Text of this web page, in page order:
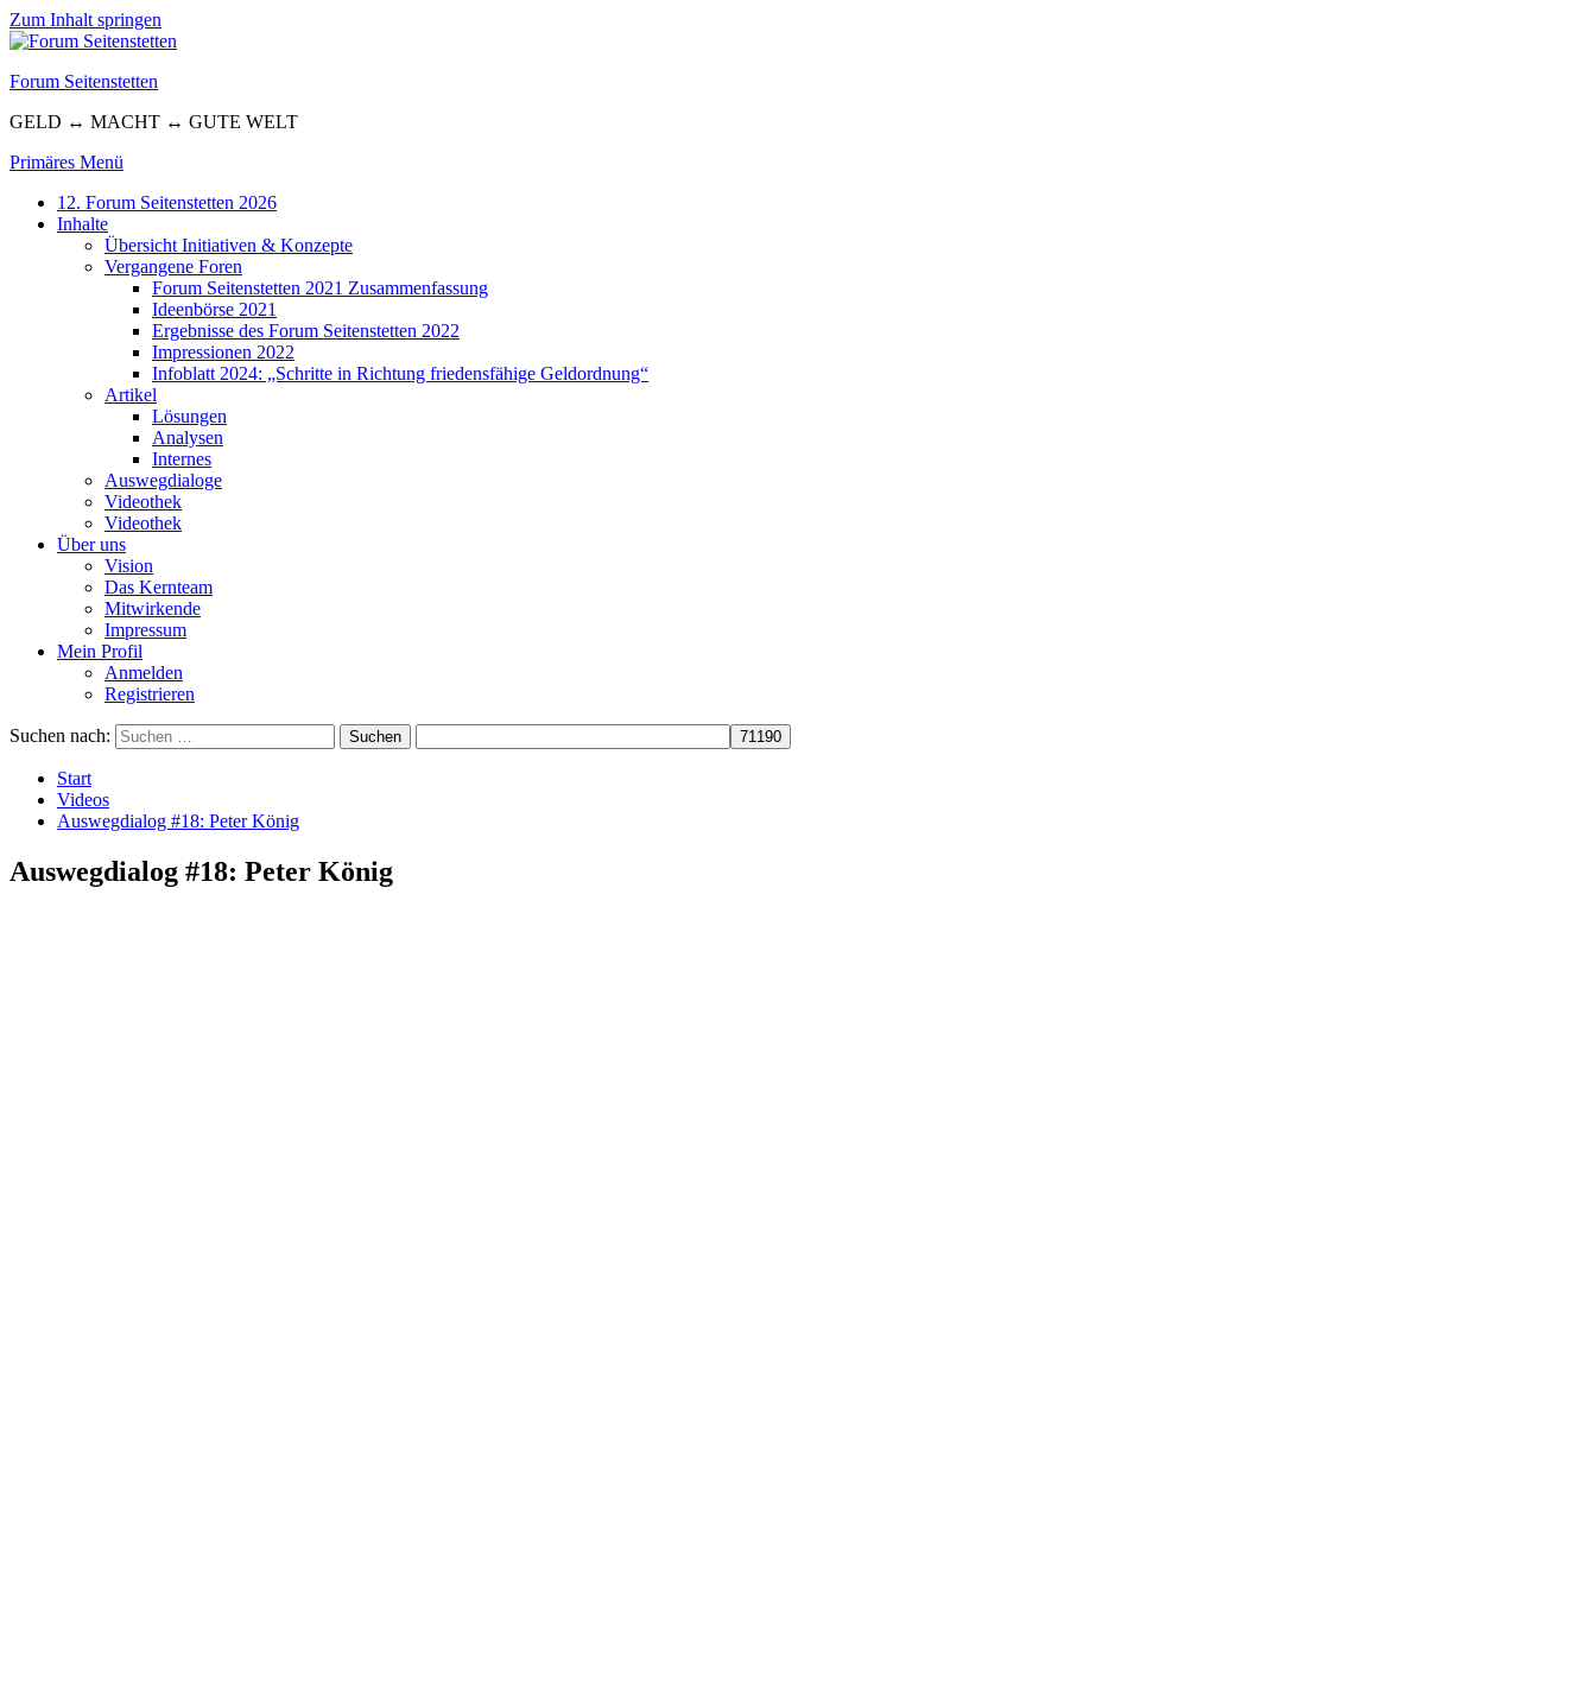
Zum Inhalt springen
Forum Seitenstetten
GELD ↔ MACHT ↔ GUTE WELT
Primäres Menü
12. Forum Seitenstetten 2026
Inhalte
Übersicht Initiativen & Konzepte
Vergangene Foren
Forum Seitenstetten 2021 Zusammenfassung
Ideenbörse 2021
Ergebnisse des Forum Seitenstetten 2022
Impressionen 2022
Infoblatt 2024: „Schritte in Richtung friedensfähige Geldordnung“
Artikel
Lösungen
Analysen
Internes
Auswegdialoge
Videothek
Videothek
Über uns
Vision
Das Kernteam
Mitwirkende
Impressum
Mein Profil
Anmelden
Registrieren
Suchen nach:
Start
Videos
Auswegdialog #18: Peter König
Auswegdialog #18: Peter König